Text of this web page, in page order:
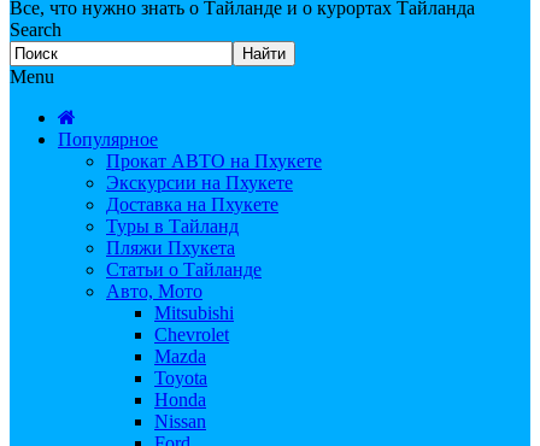
Все, что нужно знать о Тайланде и о курортах Тайланда
Search
Menu
Популярное
Прокат АВТО на Пхукете
Экскурсии на Пхукете
Доставка на Пхукете
Туры в Тайланд
Пляжи Пхукета
Статьи о Тайланде
Авто, Мото
Mitsubishi
Chevrolet
Mazda
Toyota
Honda
Nissan